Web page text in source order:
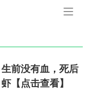
手
前没有血，死后
【点击查看】